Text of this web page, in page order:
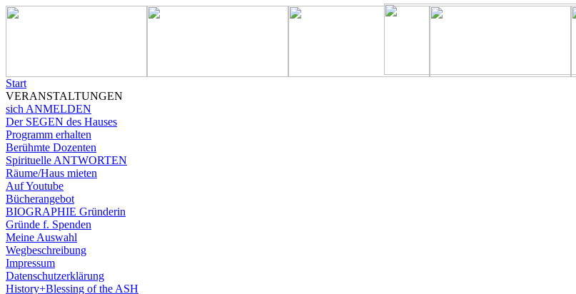
Start
VERANSTALTUNGEN
sich ANMELDEN
Der SEGEN des Hauses
Programm erhalten
Berühmte Dozenten
Spirituelle ANTWORTEN
Räume/Haus mieten
Auf Youtube
Bücherangebot
BIOGRAPHIE Gründerin
Gründe f. Spenden
Meine Auswahl
Wegbeschreibung
Impressum
Datenschutzerklärung
History+Blessing of the ASH